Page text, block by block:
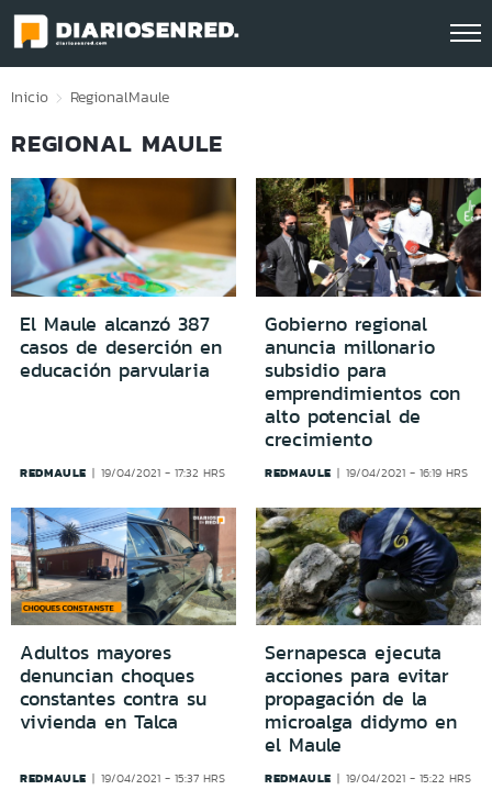
Click acá para ir directamente al contenido
Inicio RegionalMaule
REGIONAL MAULE
El Maule alcanzó 387
casos de deserción en
educación parvularia
REDMAULE 19/04/2021 - 17:32 HRS
Gobierno regional
anuncia millonario
subsidio para
emprendimientos con
alto potencial de
crecimiento
REDMAULE 19/04/2021 - 16:19 HRS
Adultos mayores
denuncian choques
constantes contra su
vivienda en Talca
REDMAULE 19/04/2021 - 15:37 HRS
Sernapesca ejecuta
acciones para evitar
propagación de la
microalga didymo en
el Maule
REDMAULE 19/04/2021 - 15:22 HRS